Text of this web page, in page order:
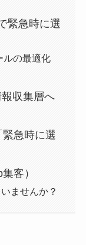
緊急時に選
ルの最適化
報収集層へ
急時に選
客）
ませんか？